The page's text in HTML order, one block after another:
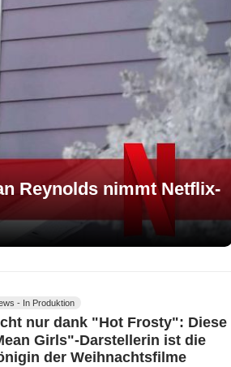
Reynolds nimmt Netflix-
- In Produktion
nur dank "Hot Frosty": Diese
Girls"-Darstellerin ist die
der Weihnachtsfilme